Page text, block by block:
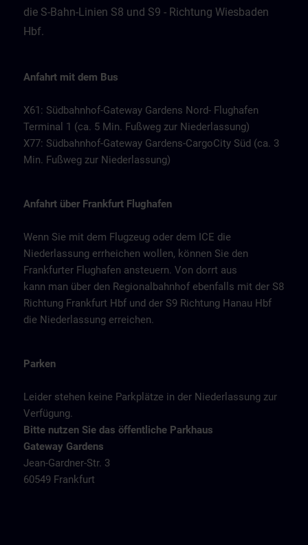
die S-Bahn-Linien S8 und S9 - Richtung Wiesbaden
Hbf.
Anfahrt mit dem Bus
X61: Südbahnhof-Gateway Gardens Nord- Flughafen
Terminal 1 (ca. 5 Min. Fußweg zur Niederlassung)
X77: Südbahnhof-Gateway Gardens-CargoCity Süd (ca. 3
Min. Fußweg zur Niederlassung)
Anfahrt über Frankfurt Flughafen
Wenn Sie mit dem Flugzeug oder dem ICE die
Niederlassung errheichen wollen, können Sie den
Frankfurter Flughafen ansteuern. Von dorrt aus
kann man über den Regionalbahnhof ebenfalls mit der S8
Richtung Frankfurt Hbf und der S9 Richtung Hanau Hbf
die Niederlassung erreichen.
Parken
Leider stehen keine Parkplätze in der Niederlassung zur
Verfügung.
Bitte nutzen Sie das öffentliche Parkhaus
Gateway Gardens
Jean-Gardner-Str. 3
60549 Frankfurt